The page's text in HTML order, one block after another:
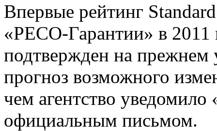
Впервые рейтинг
«РЕСО-Гарантии» в 2011
подтвержден на прежнем
прогноз возможного
чем агентство
официальным письмом.